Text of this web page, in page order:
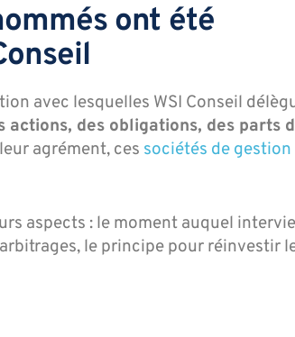
ont été
avec lesquelles WSI Conseil
actions, des obligations, des parts
agrément, ces sociétés de gestion
aspects : le moment auquel
le principe pour réinvestir